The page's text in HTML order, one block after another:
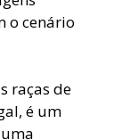
o cenário
raças de
é um